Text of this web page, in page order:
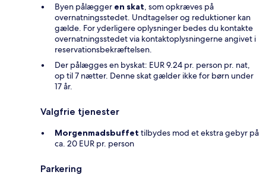
Byen pålægger en skat, som opkræves på
overnatningsstedet. Undtagelser og reduktioner kan
gælde. For yderligere oplysninger bedes du kontakte
overnatningsstedet via kontaktoplysningerne angivet i
reservationsbekræftelsen.
Der pålægges en byskat: EUR 9.24 pr. person pr. nat,
op til 7 nætter. Denne skat gælder ikke for børn under
17 år.
Valgfrie tjenester
Morgenmadsbuffet tilbydes mod et ekstra gebyr på
ca. 20 EUR pr. person
Parkering